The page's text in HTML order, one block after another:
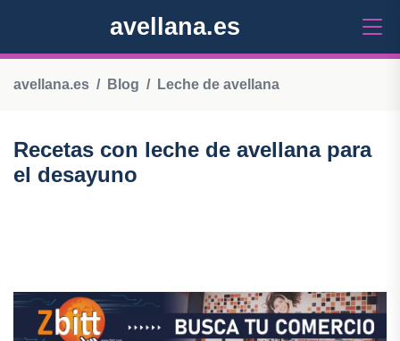
avellana.es
avellana.es Blog Leche de avellana
Recetas con leche de avellana para
el desayuno